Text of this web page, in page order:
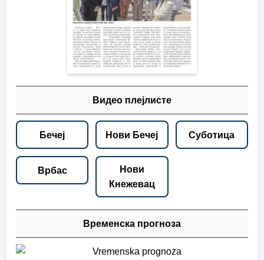
Видео плејлисте
Бечеј Нови Бечеј Суботица
Врбас
Нови
Кнежевац
Временска прогноза